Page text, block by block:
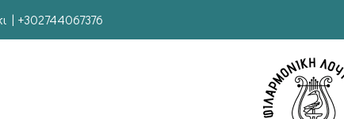
| +302744067376